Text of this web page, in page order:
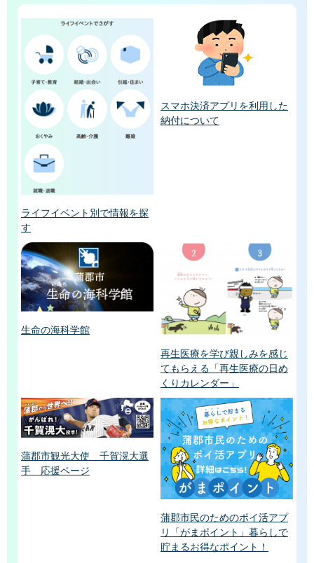
ライフイベント別で情報を探
す
スマホ決済アプリを利用した
納付について
生命の海科学館
再生医療を学び親しみを感じ
てもらえる「再生医療の日め
くりカレンダー」
蒲郡市観光大使 千賀滉大選
手 応援ページ
蒲郡市民のためのポイ活アプ
リ「がまポイント」暮らしで
貯まるお得なポイント！